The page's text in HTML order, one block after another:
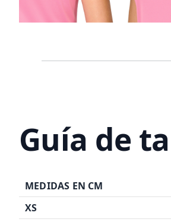
Guía de
MEDIDAS EN CM
XS